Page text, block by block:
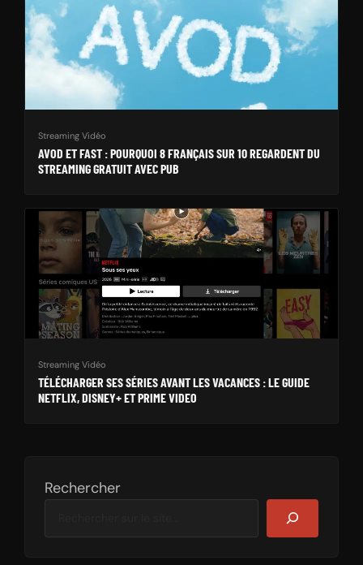
Streaming Vidéo
AVOD ET FAST : POURQUOI 8 FRANÇAIS SUR 10 REGARDENT DU
STREAMING GRATUIT AVEC PUB
Streaming Vidéo
TÉLÉCHARGER SES SÉRIES AVANT LES VACANCES : LE GUIDE
NETFLIX, DISNEY+ ET PRIME VIDEO
Rechercher